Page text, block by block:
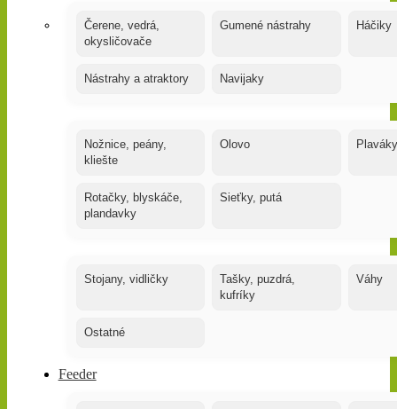
Čerene, vedrá,
okysličovače
Gumené nástrahy Háčiky
Nástrahy a atraktory Navijaky
Nožnice, peány,
kliešte
Olovo Plaváky
Rotačky, blyskáče,
plandavky
Sieťky, putá
Stojany, vidličky
Tašky, puzdrá,
kufríky
Váhy
Ostatné
Feeder